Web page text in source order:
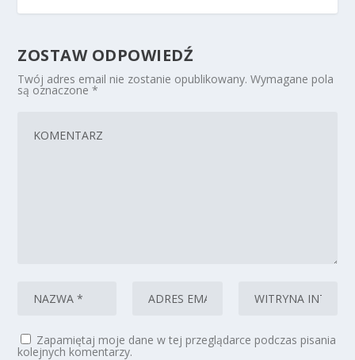
ZOSTAW ODPOWIEDŹ
Twój adres email nie zostanie opublikowany. Wymagane pola
są oznaczone*
Zapamiętaj moje dane w tej przeglądarce podczas pisania
kolejnych komentarzy.